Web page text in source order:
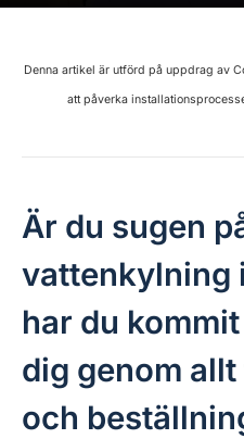
Denna artikel är utförd på uppdrag av
att påverka
Är du sugen
vattenkylning
har du
dig genom
och